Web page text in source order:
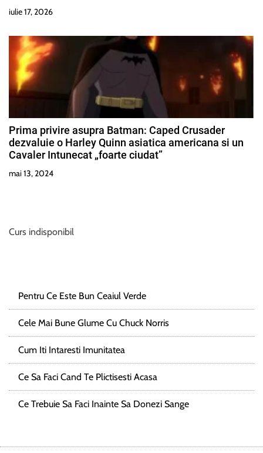
iulie 17, 2026
Prima privire asupra Batman: Caped Crusader
dezvaluie o Harley Quinn asiatica americana si un
Cavaler Intunecat „foarte ciudat”
mai 13, 2024
Curs indisponibil
Pentru Ce Este Bun Ceaiul Verde
Cele Mai Bune Glume Cu Chuck Norris
Cum Iti Intaresti Imunitatea
Ce Sa Faci Cand Te Plictisesti Acasa
Ce Trebuie Sa Faci Inainte Sa Donezi Sange